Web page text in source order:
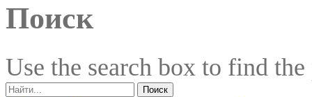
Поиск
Use the search box to find